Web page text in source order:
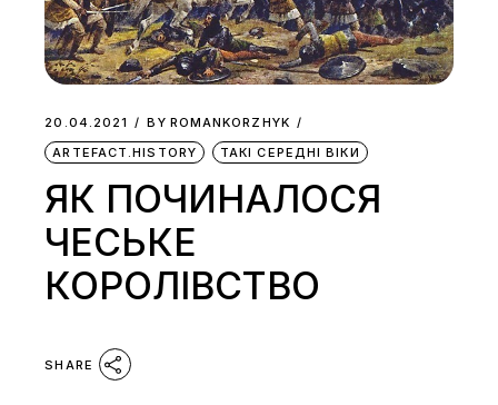
20.04.2021 BY ROMANKORZHYK
ARTEFACT.HISTORY
ТАКІ СЕРЕДНІ ВІКИ
ЯК ПОЧИНАЛОСЯ
ЧЕСЬКЕ
КОРОЛІВСТВО
SHARE